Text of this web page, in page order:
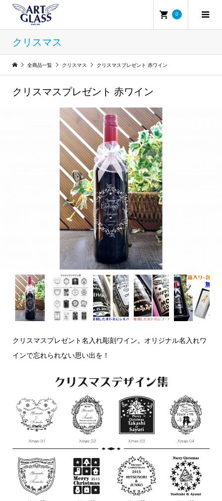
0
クリスマス
全商品一覧 クリスマス クリスマスプレゼント 赤ワイン
クリスマスプレゼント 赤ワイン
クリスマスプレゼント名入れ彫刻ワイン。オリジナル名入れワ
インで忘れられない思い出を！